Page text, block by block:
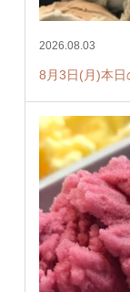
2026.08.03
8月3日(月)本